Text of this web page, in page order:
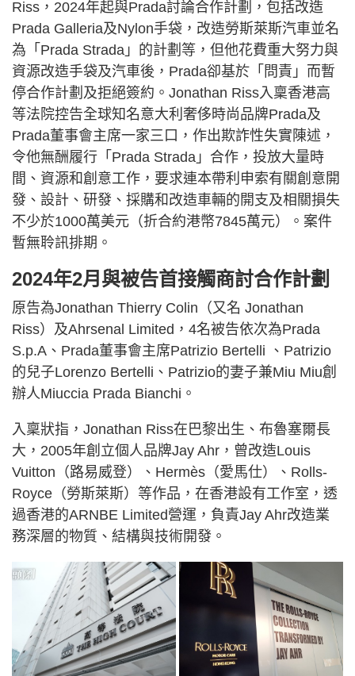
Riss，2024年起與Prada討論合作計劃，包括改造
Prada Galleria及Nylon手袋，改造勞斯萊斯汽車並名
為「Prada Strada」的計劃等，但他花費重大努力與
資源改造手袋及汽車後，Prada卻基於「問責」而暫
停合作計劃及拒絕簽約。Jonathan Riss入稟香港高
等法院控告全球知名意大利奢侈時尚品牌Prada及
Prada董事會主席一家三口，作出欺詐性失實陳述，
令他無酬履行「Prada Strada」合作，投放大量時
間、資源和創意工作，要求連本帶利申索有關創意開
發、設計、研發、採購和改造車輛的開支及相關損失
不少於1000萬美元（折合約港幣7845萬元）。案件
暫無聆訊排期。
2024年2月與被告首接觸商討合作計劃
原告為Jonathan Thierry Colin（又名 Jonathan
Riss）及Ahrsenal Limited，4名被告依次為Prada
S.p.A、Prada董事會主席Patrizio Bertelli 、Patrizio
的兒子Lorenzo Bertelli、Patrizio的妻子兼Miu Miu創
辦人Miuccia Prada Bianchi。
入稟狀指，Jonathan Riss在巴黎出生、布魯塞爾長
大，2005年創立個人品牌Jay Ahr，曾改造Louis
Vuitton（路易威登）、Hermès（愛馬仕）、Rolls-
Royce（勞斯萊斯）等作品，在香港設有工作室，透
過香港的ARNBE Limited營運，負責Jay Ahr改造業
務深層的物質、結構與技術開發。